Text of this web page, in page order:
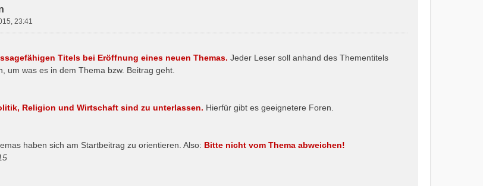
23:41
Titels bei Eröffnung eines neuen Themas. Jeder Leser soll anhand des Thementitels
um was es in dem Thema bzw. Beitrag geht.
Religion und Wirtschaft sind zu unterlassen. Hierfür gibt es geeignetere Foren.
haben sich am Startbeitrag zu orientieren. Also: Bitte nicht vom Thema abweichen!